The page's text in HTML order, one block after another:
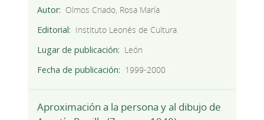
Autor
Olmos Criado, Rosa María
Editorial
Instituto Leonés de Cultura
Lugar de publicación
León
Fecha de publicación
1999-2000
Aproximación a la persona y al dibujo de